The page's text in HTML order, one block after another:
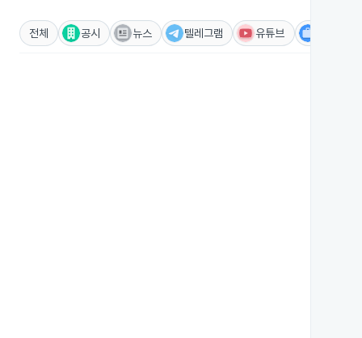
전체 공시 뉴스 텔레그램 유튜브